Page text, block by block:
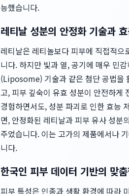
능했습니다.
레티날 성분의 안정화 기술과
레티날은 레티놀보다 피부에 직접적
니다. 하지만 빛과 열, 공기에 매우 민
(Liposome) 기술과 같은 첨단 공법을
고, 피부 깊숙이 유효 성분이 안전하게
경험하면서도, 성분 파괴로 인한 효능
면, 안정화된 레티날과 피부 유사 성분
주었습니다. 이는 고가의 제품에서나
니다.
한국인 피부 데이터 기반의 맞
피부 특성은 인종과 생활 환경에 따라